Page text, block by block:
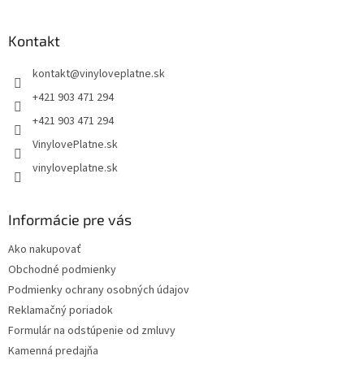
Kontakt
kontakt@vinyloveplatne.sk
+421 903 471 294
+421 903 471 294
VinylovePlatne.sk
vinyloveplatne.sk
Informácie pre vás
Ako nakupovať
Obchodné podmienky
Podmienky ochrany osobných údajov
Reklamačný poriadok
Formulár na odstúpenie od zmluvy
Kamenná predajňa